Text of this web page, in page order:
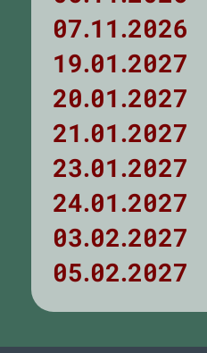
07.11.2026
19.01.2027
20.01.2027
21.01.2027
23.01.2027
24.01.2027
03.02.2027
05.02.2027